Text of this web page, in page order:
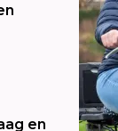
en